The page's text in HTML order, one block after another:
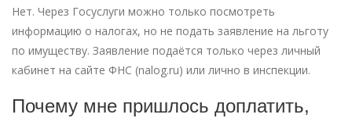
Нет. Через Госуслуги можно только посмотреть
информацию о налогах, но не подать заявление на льготу
по имуществу. Заявление подаётся только через личный
кабинет на сайте ФНС (nalog.ru) или лично в инспекции.
Почему мне пришлось доплатить,